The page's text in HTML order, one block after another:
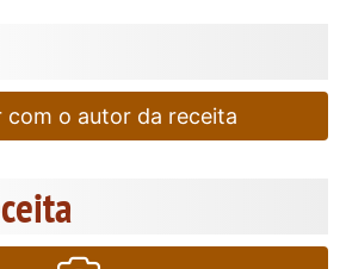
com o autor da receita